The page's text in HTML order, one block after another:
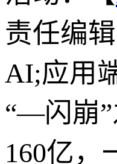
责任编
AI;应用
“—闪崩
160亿，